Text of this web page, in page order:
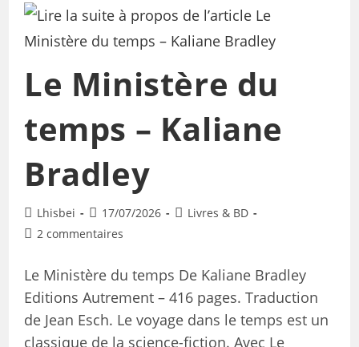
Le Ministère du
temps – Kaliane
Bradley
Lhisbei 17/07/2026
Livres & BD
2 commentaires
Le Ministère du temps De Kaliane Bradley
Editions Autrement – 416 pages. Traduction
de Jean Esch. Le voyage dans le temps est un
classique de la science-fiction. Avec Le